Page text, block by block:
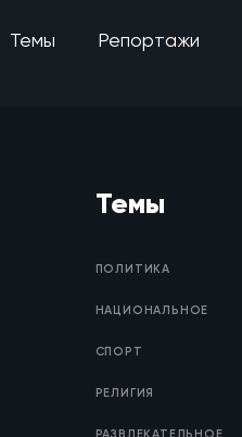
Темы Репортажи
Темы
ПОЛИТИКА
НАЦИОНАЛЬНОЕ
СПОРТ
РЕЛИГИЯ